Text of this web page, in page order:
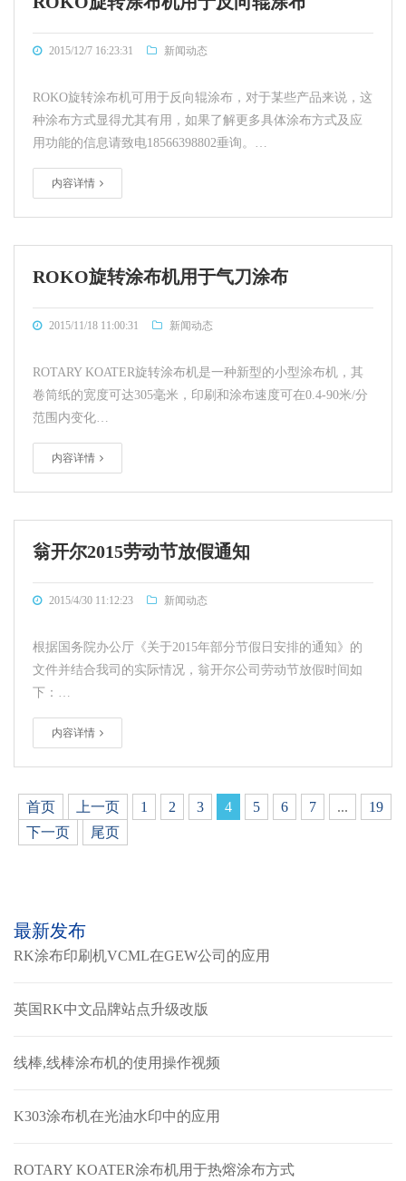
2015/12/7 16:23:31 新闻动态
ROKO旋转涂布机可用于反向辊涂布，对于某些产品来说，这
种涂布方式显得尤其有用，如果了解更多具体涂布方式及应
用功能的信息请致电18566398802垂询。…
内容详情
ROKO旋转涂布机用于气刀涂布
2015/11/18 11:00:31 新闻动态
ROTARY KOATER旋转涂布机是一种新型的小型涂布机，其
卷筒纸的宽度可达305毫米，印刷和涂布速度可在0.4-90米/分
范围内变化…
内容详情
翁开尔2015劳动节放假通知
2015/4/30 11:12:23 新闻动态
根据国务院办公厅《关于2015年部分节假日安排的通知》的
文件并结合我司的实际情况，翁开尔公司劳动节放假时间如
下：…
内容详情
首页 上一页 1 2 3 4 5 6 7 ...
19
下一页
尾页
最新发布
RK涂布印刷机VCML在GEW公司的应用
英国RK中文品牌站点升级改版
线棒,线棒涂布机的使用操作视频
K303涂布机在光油水印中的应用
ROTARY KOATER涂布机用于热熔涂布方式